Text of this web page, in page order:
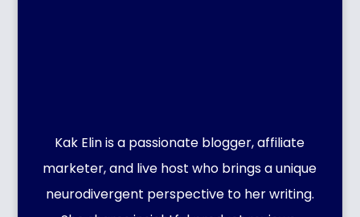
Kak Elin is a passionate blogger, affiliate
marketer, and live host who brings a unique
neurodivergent perspective to her writing.